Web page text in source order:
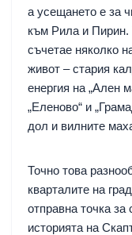
а усещането е за
към Рила и Пирин.
съчетае няколко
живот – стария
енергия на „Ален
„Еленово“ и
дол и вилните
Точно това
кварталите на
отправна точка
историята на